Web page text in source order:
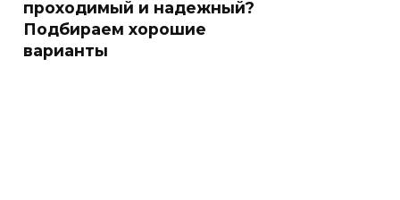
проходимый и надежный?
Подбираем хорошие
варианты